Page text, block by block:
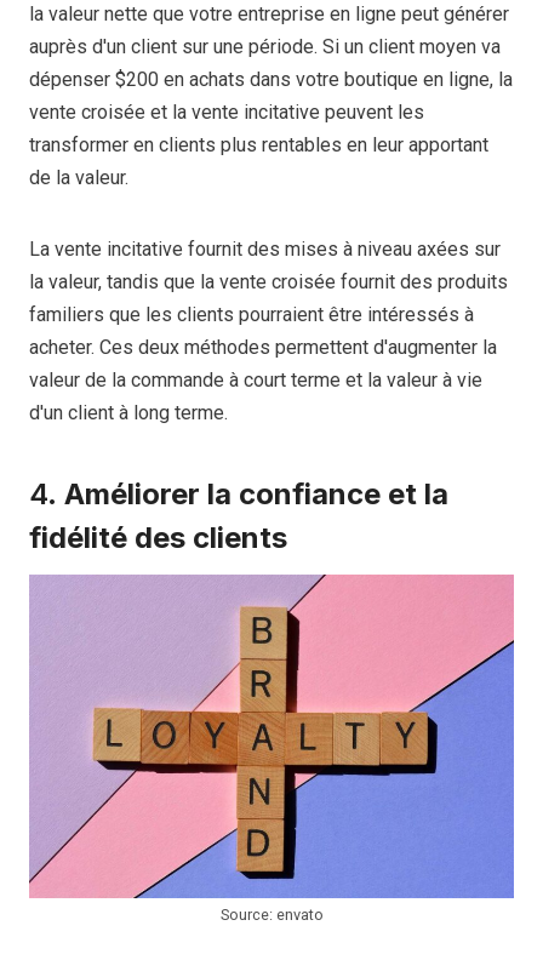
la valeur nette que votre entreprise en ligne peut générer
auprès d'un client sur une période. Si un client moyen va
dépenser $200 en achats dans votre boutique en ligne, la
vente croisée et la vente incitative peuvent les
transformer en clients plus rentables en leur apportant
de la valeur.
La vente incitative fournit des mises à niveau axées sur
la valeur, tandis que la vente croisée fournit des produits
familiers que les clients pourraient être intéressés à
acheter. Ces deux méthodes permettent d'augmenter la
valeur de la commande à court terme et la valeur à vie
d'un client à long terme.
4. Améliorer la confiance et la
fidélité des clients
Source: envato